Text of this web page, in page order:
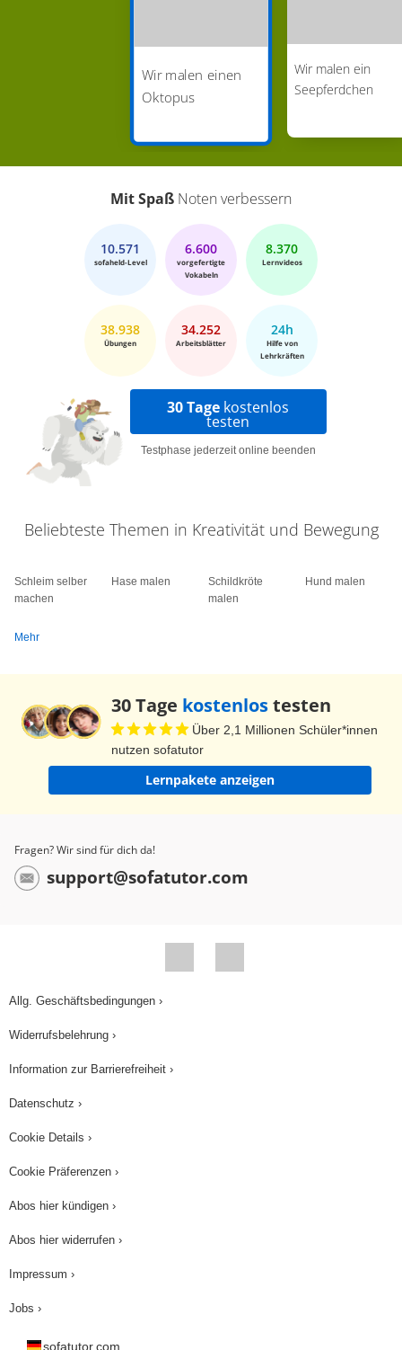
Wir malen einen
Oktopus
Wir malen ein
Seepferdchen
Mit Spaß Noten verbessern
10.571
sofaheld-Level
6.600
vorgefertigte
Vokabeln
8.370
Lernvideos
38.938
Übungen
34.252
Arbeitsblätter
24h
Hilfe von
Lehrkräften
30 Tage kostenlos
testen
Testphase jederzeit online beenden
Beliebteste Themen in Kreativität und Bewegung
Schleim selber
machen
Hase malen
Schildkröte
malen
Hund malen
Mehr
30 Tage kostenlostesten
Über 2,1 Millionen Schüler*innen
nutzen sofatutor
Lernpakete anzeigen
Fragen? Wir sind für dich da!
support@sofatutor.com
Allg. Geschäftsbedingungen ›
Widerrufsbelehrung ›
Information zur Barrierefreiheit ›
Datenschutz ›
Cookie Details ›
Cookie Präferenzen ›
Abos hier kündigen ›
Abos hier widerrufen ›
Impressum ›
Jobs ›
sofatutor.com